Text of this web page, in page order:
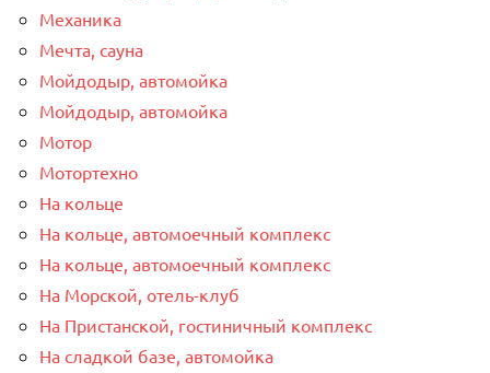
Механика
Мечта, сауна
Мойдодыр, автомойка
Мойдодыр, автомойка
Мотор
Мотортехно
На кольце
На кольце, автомоечный комплекс
На кольце, автомоечный комплекс
На Морской, отель-клуб
На Пристанской, гостиничный комплекс
На сладкой базе, автомойка